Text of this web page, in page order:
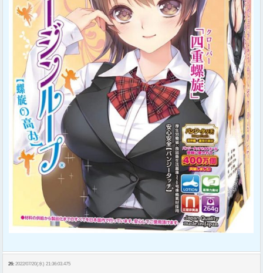
26: 2022/07/20(水) 21:36:03.475